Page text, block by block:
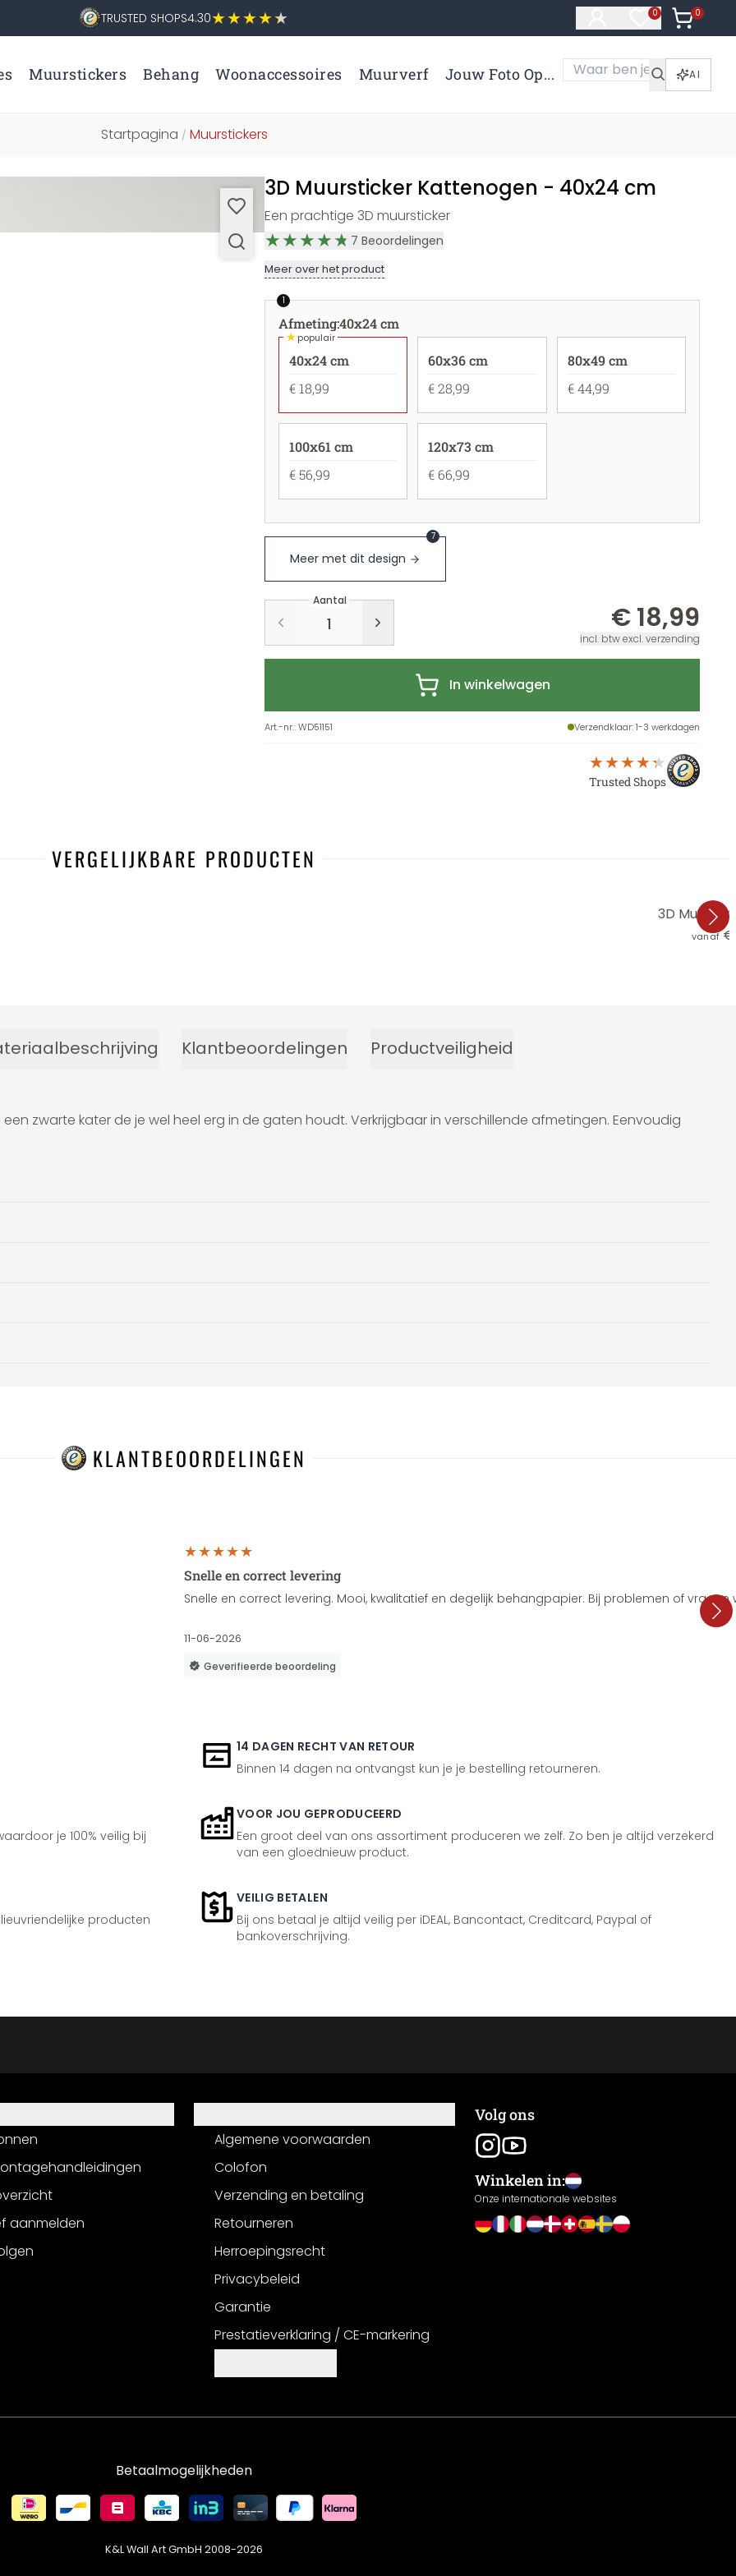
TRUSTED SHOPS4.30 0
Artikelen in
0
Artikelen
Muurstickers Behang Woonaccessoires Muurverf Jouw Foto Op... AI
Startpagina / Muurstickers
3D Muursticker Kattenogen - 40x24 cm
Een prachtige 3D muursticker
7 Beoordelingen
Meer over het product
1
Afmeting:40x24 cm
★populair
40x24 cm
€ 18,99
60x36 cm
€ 28,99
80x49 cm
€ 44,99
100x61 cm
€ 56,99
120x73 cm
€ 66,99
Meer met dit design
7
Aantal
€ 18,99
incl. btw excl. verzending
In winkelwagen
Art.-nr.:WD51151 Verzendklaar: 1-3 werkdagen
Trusted Shops
VERGELIJKBARE PRODUCTEN
3D
vanaf €
Klantbeoordelingen Productveiligheid
een zwarte kater de je wel heel erg in de gaten houdt. Verkrijgbaar in verschillende afmetingen. Eenvoudig
KLANTBEOORDELINGEN
Snelle en correct levering
Snelle en correct levering. Mooi, kwalitatief en degelijk behangpapier. Bij problemen of
11-06-2026
Geverifieerde beoordeling
14 DAGEN RECHT VAN RETOUR
Binnen 14 dagen na ontvangst kun je je bestelling retourneren.
je 100% veilig bij
VOOR JOU GEPRODUCEERD
Een groot deel van ons assortiment produceren we zelf. Zo ben je altijd verzekerd
van een gloednieuw product.
producten
VEILIG BETALEN
Bij ons betaal je altijd veilig per iDEAL, Bancontact, Creditcard, Paypal of
bankoverschrijving.
aanmelden
Algemene voorwaarden
Colofon
Verzending en betaling
Retourneren
Herroepingsrecht
Privacybeleid
Garantie
Prestatieverklaring / CE-markering
Volg ons
Winkelen in:
Onze internationale websites
Betaalmogelijkheden
K&L Wall Art GmbH 2008-2026